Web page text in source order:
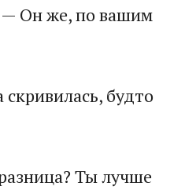
— Он же, по вашим
будто
Ты лучше